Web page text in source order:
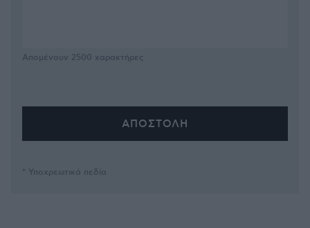
Απομένουν 2500 χαρακτήρες
* Υποχρεωτικά πεδία